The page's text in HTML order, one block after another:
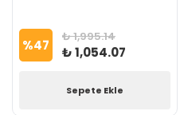
%47 ₺ 1,995.14
₺ 1,054.07
Sepete Ekle